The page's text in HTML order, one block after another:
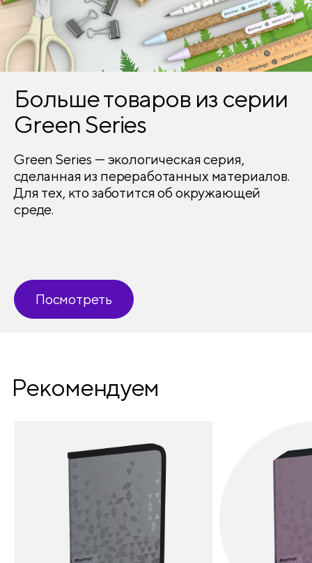
Больше товаров из серии
Green Series
Green Series — экологическая серия,
сделанная из переработанных материалов.
Для тех, кто заботится об окружающей
среде.
Посмотреть
Рекомендуем